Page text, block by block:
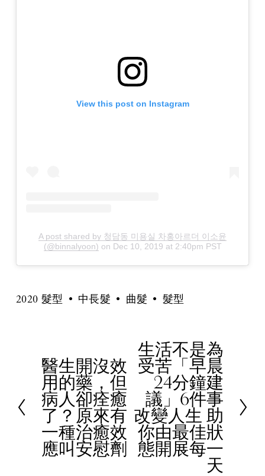
View this post on Instagram
A post shared by 청담동 미용실 차홍아르더 이소윤
(@binnalyoon) on Dec 10, 2019 at 2:40pm PST
2020 髮型 中長髮 曲髮 髮型
P
r
e
v
i
o
醫生開沒效
用的藥，但
病人卻痊癒
了？原來有
一種治癒效
應叫安慰劑
N生活不是為
受苦「早晨
24分鐘建
議」6件事
改變人生 助
你由最佳狀
態開展每一
天